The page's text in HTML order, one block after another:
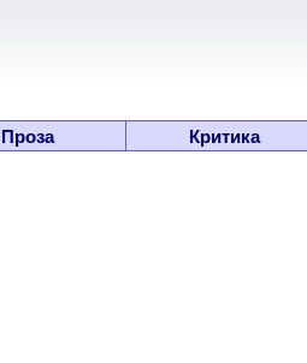
Проза Критика